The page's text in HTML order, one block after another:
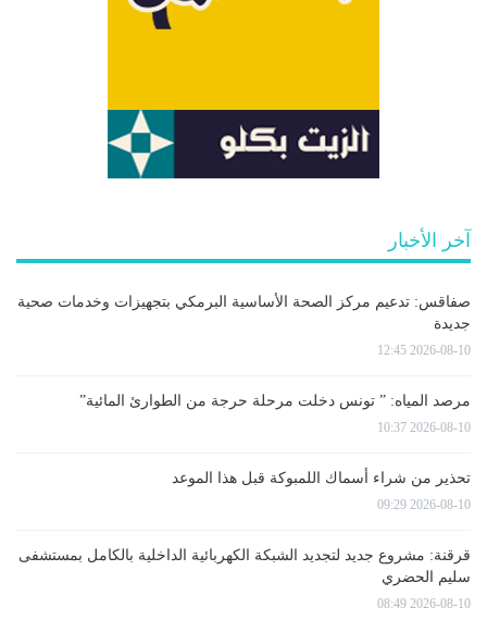
آخر الأخبار
صفاقس: تدعيم مركز الصحة الأساسية البرمكي بتجهيزات وخدمات صحية
جديدة
2026-08-10 12:45
مرصد المياه: ” تونس دخلت مرحلة حرجة من الطوارئ المائية”
2026-08-10 10:37
تحذير من شراء أسماك اللمبوكة قبل هذا الموعد
2026-08-10 09:29
قرقنة: مشروع جديد لتجديد الشبكة الكهربائية الداخلية بالكامل بمستشفى
سليم الحضري
2026-08-10 08:49